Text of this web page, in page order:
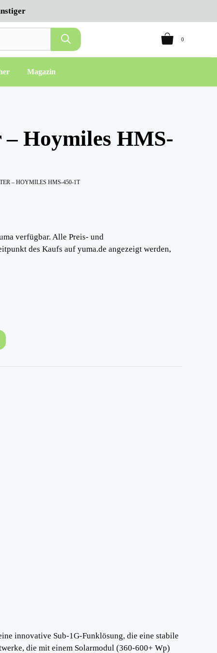
0
Magazin
Hoymiles HMS-
– HOYMILES HMS-450-1T
verfügbar. Alle Preis- und
des Kaufs auf yuma.de angezeigt werden,
innovative Sub-1G-Funklösung, die eine stabile
die mit einem Solarmodul (360-600+ Wp)